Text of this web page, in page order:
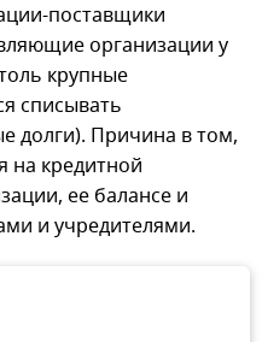
поставщики
организации у
крупные
списывать
долги). Причина в том,
на кредитной
ее балансе и
и учредителями.